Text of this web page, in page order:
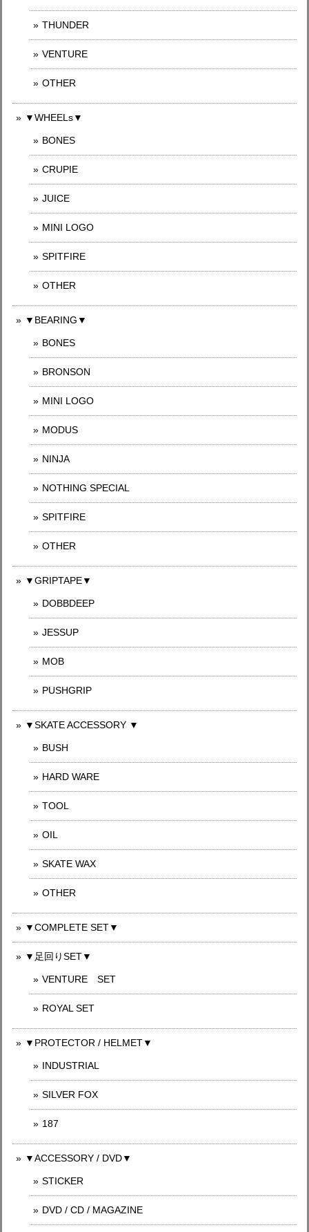
THUNDER
VENTURE
OTHER
▼WHEELs▼
BONES
CRUPIE
JUICE
MINI LOGO
SPITFIRE
OTHER
▼BEARING▼
BONES
BRONSON
MINI LOGO
MODUS
NINJA
NOTHING SPECIAL
SPITFIRE
OTHER
▼GRIPTAPE▼
DOBBDEEP
JESSUP
MOB
PUSHGRIP
▼SKATE ACCESSORY ▼
BUSH
HARD WARE
TOOL
OIL
SKATE WAX
OTHER
▼COMPLETE SET▼
▼足回りSET▼
VENTURE SET
ROYAL SET
▼PROTECTOR / HELMET▼
INDUSTRIAL
SILVER FOX
187
▼ACCESSORY / DVD▼
STICKER
DVD / CD / MAGAZINE